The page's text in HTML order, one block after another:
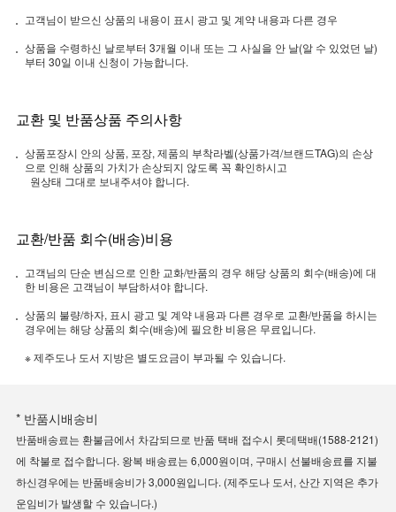
고객님이 받으신 상품의 내용이 표시 광고 및 계약 내용과 다른 경우
상품을 수령하신 날로부터 3개월 이내 또는 그 사실을 안 날(알 수 있었던 날)
부터 30일 이내 신청이 가능합니다.
교환 및 반품상품 주의사항
상품포장시 안의 상품, 포장, 제품의 부착라벨(상품가격/브랜드TAG)의 손상
으로 인해 상품의 가치가 손상되지 않도록 꼭 확인하시고
원상태 그대로 보내주셔야 합니다.
교환/반품 회수(배송)비용
고객님의 단순 변심으로 인한 교화/반품의 경우 해당 상품의 회수(배송)에 대
한 비용은 고객님이 부담하셔야 합니다.
상품의 불량/하자, 표시 광고 및 계약 내용과 다른 경우로 교환/반품을 하시는
경우에는 해당 상품의 회수(배송)에 필요한 비용은 무료입니다.
※ 제주도나 도서 지방은 별도요금이 부과될 수 있습니다.
* 반품시배송비
반품배송료는 환불금에서 차감되므로 반품 택배 접수시 롯데택배(1588-2121)
에 착불로 접수합니다. 왕복 배송료는 6,000원이며, 구매시 선불배송료를 지불
하신경우에는 반품배송비가 3,000원입니다. (제주도나 도서, 산간 지역은 추가
운임비가 발생할 수 있습니다.)